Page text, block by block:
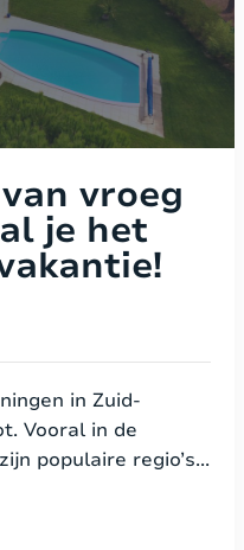
vroeg
je het
in Zuid-
Vooral in de
populaire regio’s...